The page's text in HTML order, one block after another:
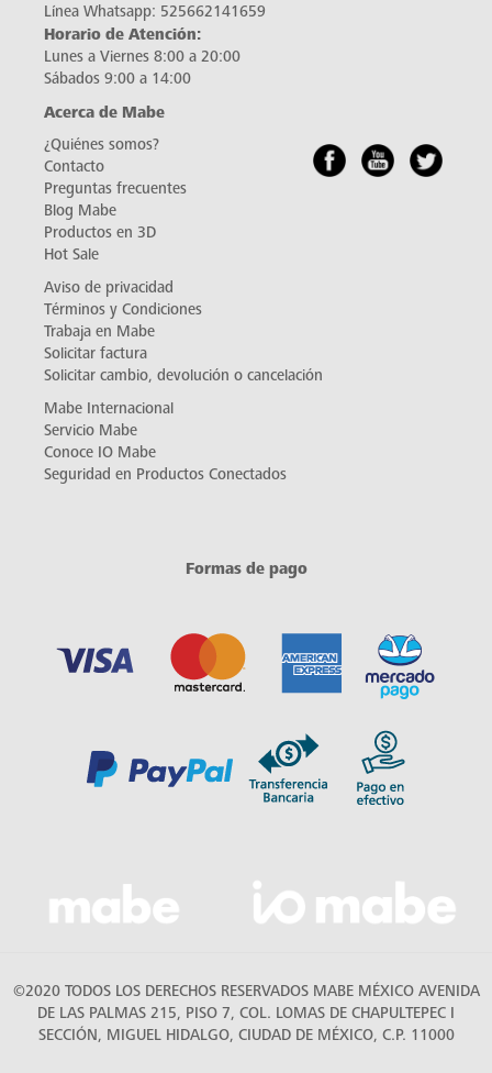
Línea Whatsapp: 525662141659
Horario de Atención:
Lunes a Viernes 8:00 a 20:00
Sábados 9:00 a 14:00
Acerca de Mabe
¿Quiénes somos?
Contacto
Preguntas frecuentes
Blog Mabe
Productos en 3D
Hot Sale
Aviso de privacidad
Términos y Condiciones
Trabaja en Mabe
Solicitar factura
Solicitar cambio, devolución o cancelación
Mabe Internacional
Servicio Mabe
Conoce IO Mabe
Seguridad en Productos Conectados
Formas de pago
©2020 TODOS LOS DERECHOS RESERVADOS MABE MÉXICO AVENIDA
DE LAS PALMAS 215, PISO 7, COL. LOMAS DE CHAPULTEPEC I
SECCIÓN, MIGUEL HIDALGO, CIUDAD DE MÉXICO, C.P. 11000